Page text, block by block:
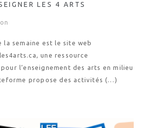
LES 4 ARTS
la semaine est le site web
une ressource
l’enseignement des arts en milieu
propose des activités (…)